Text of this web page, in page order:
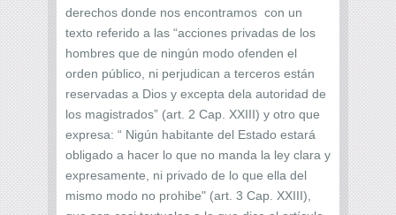
derechos donde nos encontramos con un
texto referido a las “acciones privadas de los
hombres que de ningún modo ofenden el
orden público, ni perjudican a terceros están
reservadas a Dios y excepta dela autoridad de
los magistrados” (art. 2 Cap. XXIII) y otro que
expresa: “ Nigún habitante del Estado estará
obligado a hacer lo que no manda la ley clara y
expresamente, ni privado de lo que ella del
mismo modo no prohibe" (art. 3 Cap. XXIII),